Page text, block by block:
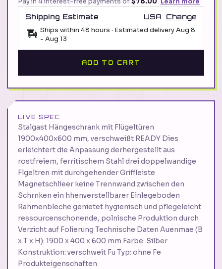
Shipping Estimate
USA
Change
Ships within 48 hours · Estimated deliveryAug 8
- Aug 13
ADD TO CART
LIVE SPEC
Stalgast Hängeschrank mit Flügeltüren
1900x400x600 mm, verschweißt READY Dies
erleichtert die Anpassung derhergestellt aus
rostfreiem, ferritischem Stahl drei doppelwandige
Flgeltren mit durchgehender Griffleiste
Magnetschlieer keine Trennwand zwischen den
Schrnken ein hhenverstellbarer Einlegeboden
Rahmenbleche genietet hygienisch und pflegeleicht
ressourcenschonende, polnische Produktion durch
Verzicht auf Folierung Technische Daten Auenmae (B
x T x H): 1900 x 400 x 600 mm Farbe: Silber
Konstruktion: verschweit Fu Typ: ohne Fe
Produkteigenschaften